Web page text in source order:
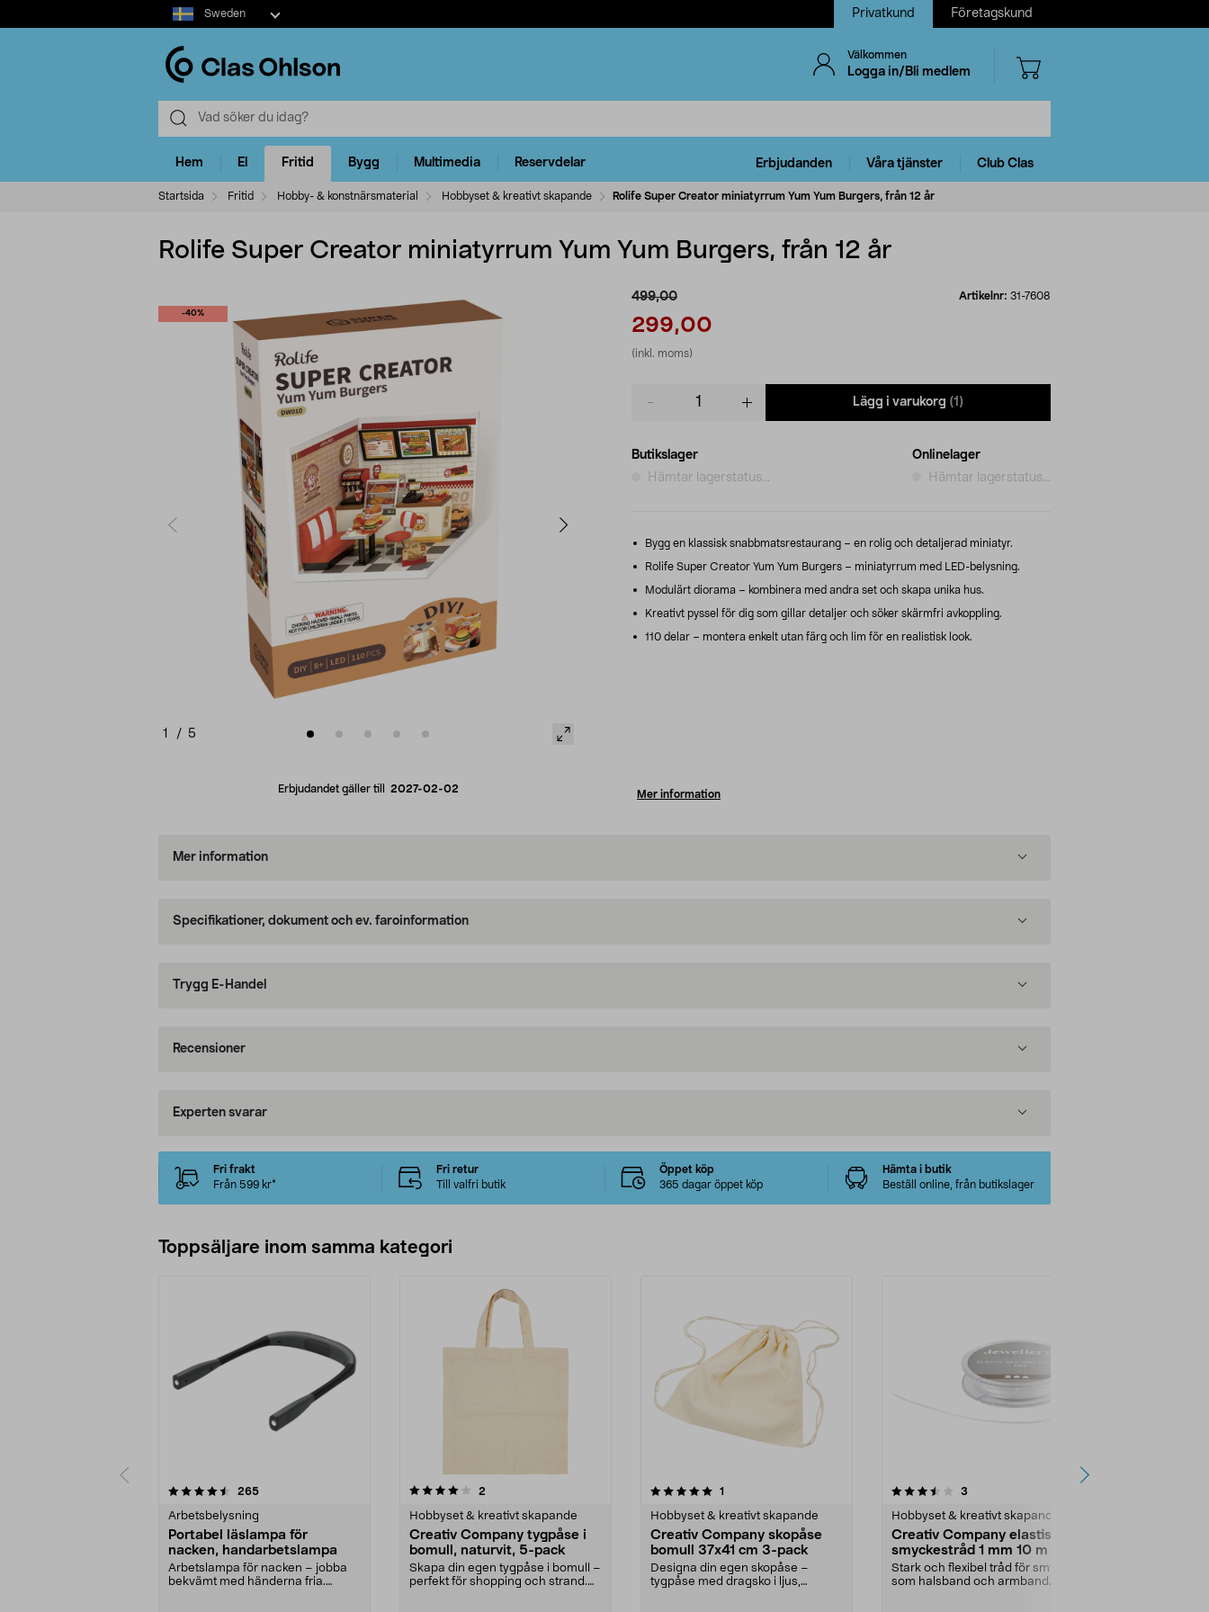
Select
market
Sweden Privatkund Företagskund
Välkommen
Logga in/Bli medlem
Hem El Fritid Bygg Multimedia Reservdelar Erbjudanden Våra tjänster Club Clas
Startsida Fritid Hobby- & konstnärsmaterial Hobbyset & kreativt skapande Rolife Super Creator miniatyrrum Yum Yum Burgers, från 12 år
Rolife Super Creator miniatyrrum Yum Yum Burgers, från 12 år
-40%
1 / 5
Erbjudandet gäller till 2027-02-02
499,00
299,00
(inkl. moms)
Artikelnr: 31-7608
Lägg i varukorg (1)
Butikslager
Hämtar lagerstatus...
Onlinelager
Hämtar lagerstatus...
Bygg en klassisk snabbmatsrestaurang – en rolig och detaljerad miniatyr.
Rolife Super Creator Yum Yum Burgers – miniatyrrum med LED-belysning.
Modulärt diorama – kombinera med andra set och skapa unika hus.
Kreativt pyssel för dig som gillar detaljer och söker skärmfri avkoppling.
110 delar – montera enkelt utan färg och lim för en realistisk look.
Mer information
Mer information
Specifikationer, dokument och ev. faroinformation
Trygg E-Handel
Recensioner
Experten svarar
Fri frakt
Från 599 kr*
Fri retur
Till valfri butik
Öppet köp
365 dagar öppet köp
Hämta i butik
Beställ online, från butikslager
Toppsäljare inom samma kategori
265recensioner
Arbetsbelysning
Portabel läslampa för
nacken, handarbetslampa
Arbetslampa för nacken – jobba
bekvämt med händerna fria.
4.0 av 5 stjärnor 2
Hobbyset & kreativt skapande
Creativ Company tygpåse i
bomull, naturvit, 5-pack
Skapa din egen tygpåse i bomull –
perfekt för shopping och strand.
5.0 av 5 stjärnor 1
Hobbyset & kreativt skapande
Creativ Company skopåse
bomull 37x41 cm 3-pack
Designa din egen skopåse –
tygpåse med dragsko i ljus,
3.5 av 5 stjärnor 3
Hobbyset & kreativt skapande
Creativ Company elastisk
smyckestråd 1 mm 10 m
Stark och flexibel tråd för smycken
som halsband och armband.
5.0 av 5 stjärnor